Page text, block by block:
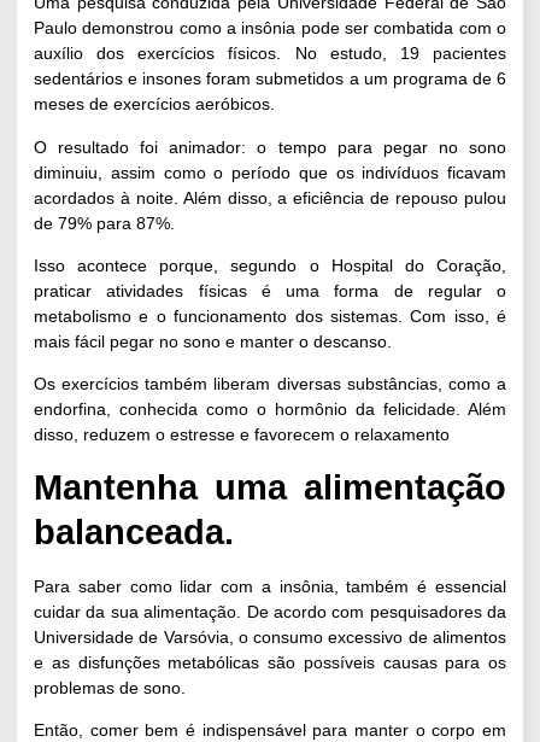
Paulo demonstrou como a insônia pode ser combatida com o
auxílio dos exercícios físicos. No estudo, 19 pacientes
sedentários e insones foram submetidos a um programa de 6
meses de exercícios aeróbicos.
O resultado foi animador: o tempo para pegar no sono
diminuiu, assim como o período que os indivíduos ficavam
acordados à noite. Além disso, a eficiência de repouso pulou
de 79% para 87%.
Isso acontece porque, segundo o Hospital do Coração
praticar atividades físicas é uma forma de regular o
metabolismo e o funcionamento dos sistemas. Com isso, é
mais fácil pegar no sono e manter o descanso.
Os exercícios também liberam diversas substâncias, como a
endorfina, conhecida como o hormônio da felicidade. Além
disso, reduzem o estresse e favorecem o relaxamento
Mantenha uma alimentação
balanceada.
Para saber como lidar com a insônia, também é essencial
cuidar da sua alimentação. De acordo com pesquisadores da
Universidade de Varsóvia , o consumo excessivo de alimentos
e as disfunções metabólicas são possíveis causas para os
problemas de sono.
Então, comer bem é indispensável para manter o corpo em